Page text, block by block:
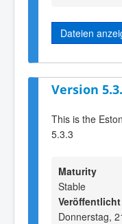
Dateien
Version
This is the
5.3.3
Maturity
Stable
Donnerstag,